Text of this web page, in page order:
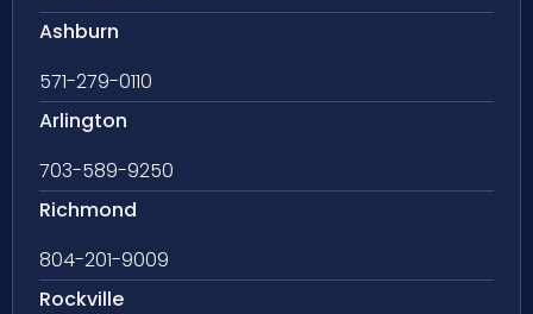
Ashburn
571-279-0110
Arlington
703-589-9250
Richmond
804-201-9009
Rockville